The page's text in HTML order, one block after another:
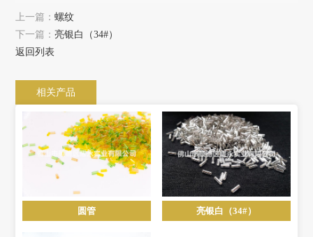
上一篇：螺纹
返回列表
下一篇：亮银白（34#）
相关产品
圆管 亮银白（34#）